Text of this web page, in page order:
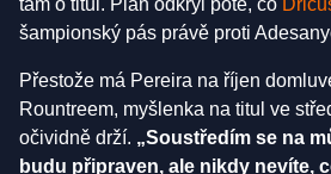
tam o titul. Plán odkryl poté, co
šampionský pás právě proti
Přestože má Pereira na říjen
Rountreem, myšlenka na titul ve
očividně drží. „Soustředím se na
budu připraven, ale nikdy nevíte,